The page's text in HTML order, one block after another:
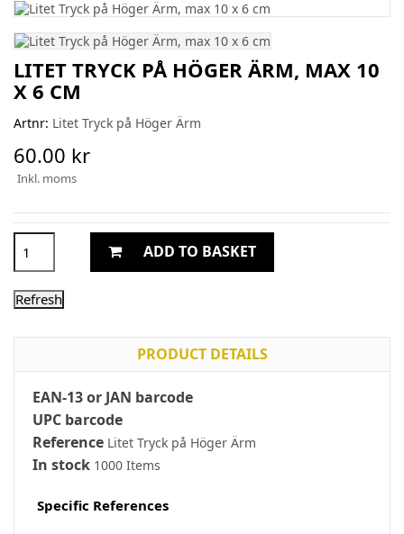
LITET TRYCK PÅ HÖGER ÄRM, MAX 10
X 6 CM
Artnr: Litet Tryck på Höger Ärm
60.00 kr
Inkl. moms
ADD TO BASKET
PRODUCT DETAILS
EAN-13 or JAN barcode
UPC barcode
Reference Litet Tryck på Höger Ärm
In stock 1000 Items
Specific References